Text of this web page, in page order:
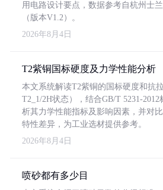
用电路设计要点，数据参考自杭州士
（版本V1.2）。
2026年8月4日
T2紫铜国标硬度及力学性能分析
本文系统解读T2紫铜的国标硬度和抗
T2_1/2H状态），结合GB/T 5231-
析其力学性能指标及影响因素，并对
特性差异，为工业选材提供参考。
2026年8月4日
喷砂都有多少目